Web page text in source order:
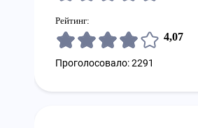
Рейтинг:
4,07
Проголосовало: 2291